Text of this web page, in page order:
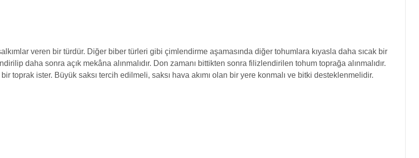
veren bir türdür. Diğer biber türleri gibi çimlendirme aşamasında diğer tohumlara kıyasla daha sıcak bir
daha sonra açık mekâna alınmalıdır. Don zamanı bittikten sonra filizlendirilen tohum toprağa alınmalıdır.
toprak ister. Büyük saksı tercih edilmeli, saksı hava akımı olan bir yere konmalı ve bitki desteklenmelidir.